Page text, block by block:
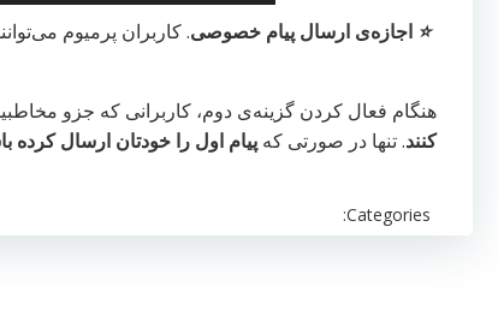
⭐️ اجازه‌ی ارسال پیام خصوصی. کاربران پرمیوم
هنگام فعال کردن گزینه‌ی دوم، کاربرانی که جزو
کنند. تنها در صورتی که پیام اول را خودتان ارسال کرده
Categories: